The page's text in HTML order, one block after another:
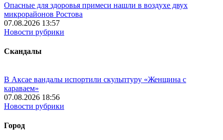
Опасные для здоровья примеси нашли в воздухе двух
микрорайонов Ростова
07.08.2026 13:57
Новости рубрики
Скандалы
В Аксае вандалы испортили скульптуру «Женщина с
караваем»
07.08.2026 18:56
Новости рубрики
Город